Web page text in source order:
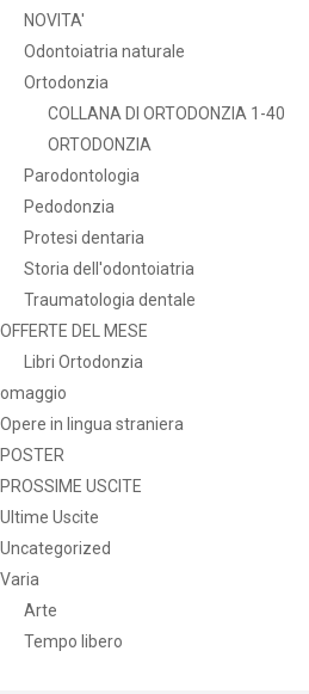
NOVITA'
Odontoiatria naturale
Ortodonzia
COLLANA DI ORTODONZIA 1-40
ORTODONZIA
Parodontologia
Pedodonzia
Protesi dentaria
Storia dell'odontoiatria
Traumatologia dentale
OFFERTE DEL MESE
Libri Ortodonzia
omaggio
Opere in lingua straniera
POSTER
PROSSIME USCITE
Ultime Uscite
Uncategorized
Varia
Arte
Tempo libero